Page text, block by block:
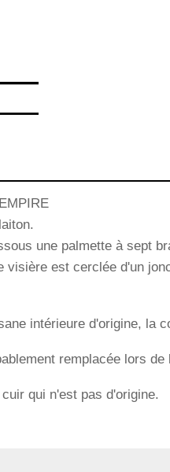
une palmette à sept
visière est cerclée d'un
intérieure d'origine, la
remplacée lors de
qui n'est pas d'origine.